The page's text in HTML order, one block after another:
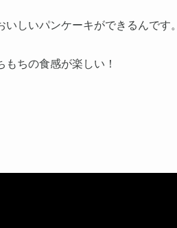
しいパンケーキができるんです。
ちの食感が楽しい！